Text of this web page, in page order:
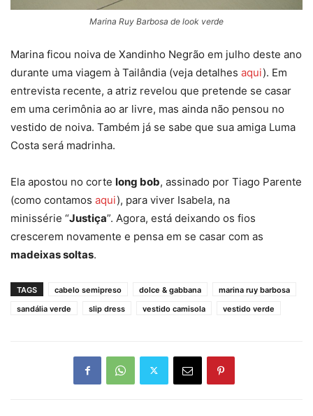
Marina Ruy Barbosa de look verde
Marina ficou noiva de Xandinho Negrão em julho deste ano
durante uma viagem à Tailândia (veja detalhes aqui). Em
entrevista recente, a atriz revelou que pretende se casar
em uma cerimônia ao ar livre, mas ainda não pensou no
vestido de noiva. Também já se sabe que sua amiga Luma
Costa será madrinha.
Ela apostou no corte long bob, assinado por Tiago Parente
(como contamos aqui), para viver Isabela, na
minissérie “Justiça”. Agora, está deixando os fios
crescerem novamente e pensa em se casar com as
madeixas soltas.
TAGS cabelo semipreso dolce & gabbana
marina ruy barbosa
sandália verde
slip dress vestido camisola vestido verde